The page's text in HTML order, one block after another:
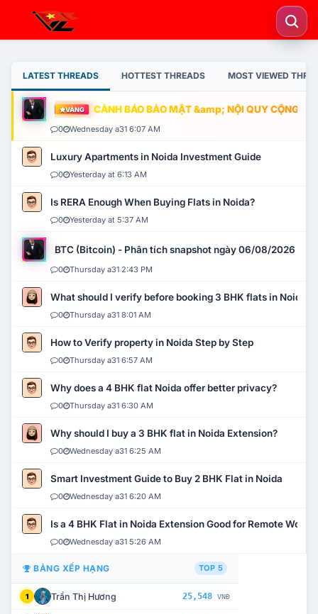
LATEST THREADS HOTTEST THREADS MOST VIEWED
VÀNG CẢNH BÁO BẢO MẬT &amp; NỘI QUY CỘNG
0 Wednesday a31 6:07 AM
Luxury Apartments in Noida Investment Guide
0 Yesterday at 6:13 AM
Is RERA Enough When Buying Flats in Noida?
0 Yesterday at 5:37 AM
BTC (Bitcoin) - Phân tích snapshot ngày 06/08/2026
0 Thursday a31 2:43 PM
What should I verify before booking 3 BHK flats in Noida?
0 Thursday a31 8:01 AM
How to Verify property in Noida Step by Step
0 Thursday a31 6:57 AM
Why does a 4 BHK flat Noida offer better privacy?
0 Thursday a31 6:30 AM
Why should I buy a 3 BHK flat in Noida Extension?
0 Wednesday a31 6:25 AM
Smart Investment Guide to Buy 2 BHK Flat in Noida
0 Wednesday a31 6:20 AM
Is a 4 BHK Flat in Noida Extension Good for Remote Work?
0 Wednesday a31 5:26 AM
BẢNG XẾP HẠNG TOP 5
1 Trần Thị Hương 25,548 VNĐ